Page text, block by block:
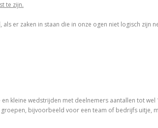
te zijn.
er zaken in staan die in onze ogen niet logisch zijn
kleine wedstrijden met deelnemers aantallen tot wel
bijvoorbeeld voor een team of bedrijfs uitje,